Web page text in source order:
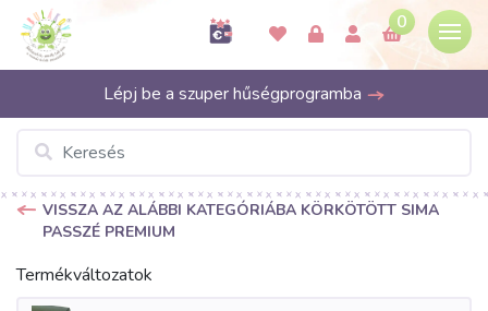
0
Lépj be a szuper hűségprogramba
VISSZA AZ ALÁBBI KATEGÓRIÁBA KÖRKÖTÖTT SIMA
PASSZÉ PREMIUM
Termékváltozatok